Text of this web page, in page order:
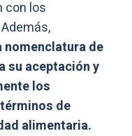
con los
nomenclatura de
su aceptación y
los
de
alimentaria.